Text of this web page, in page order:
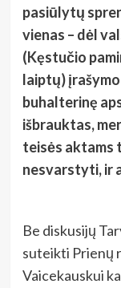
pasiūlytų
vienas – dėl
(Kęstučio
laiptų)
buhalterinę
išbrauktas,
teisės aktams
nesvarstyti, ir
Be diskusijų
suteikti Prienų
Vaicekauskui